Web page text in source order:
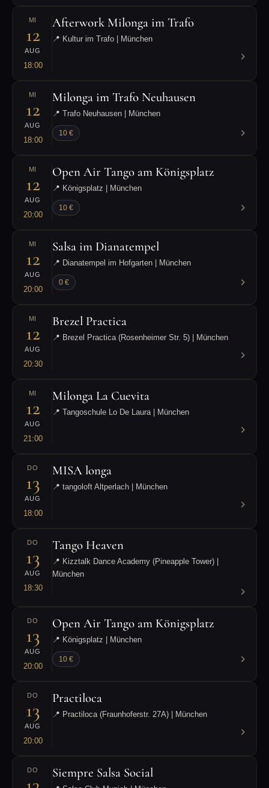
MI
12
AUG
18:00
Afterwork Milonga im Trafo
📍 Kultur im Trafo | München
MI
12
AUG
18:00
Milonga im Trafo Neuhausen
📍 Trafo Neuhausen | München
10 €
MI
12
AUG
20:00
Open Air Tango am Königsplatz
📍 Königsplatz | München
10 €
MI
12
AUG
20:00
Salsa im Dianatempel
📍 Dianatempel im Hofgarten | München
0 €
MI
12
AUG
20:30
Brezel Practica
📍 Brezel Practica (Rosenheimer Str. 5) | München
MI
12
AUG
21:00
Milonga La Cuevita
📍 Tangoschule Lo De Laura | München
DO
13
AUG
18:00
MISA longa
📍 tangoloft Altperlach | München
DO
13
AUG
18:30
Tango Heaven
📍 Kizztalk Dance Academy (Pineapple Tower) |
München
DO
13
AUG
20:00
Open Air Tango am Königsplatz
📍 Königsplatz | München
10 €
DO
13
AUG
20:00
Practiloca
📍 Practiloca (Fraunhoferstr. 27A) | München
DO Siempre Salsa Social